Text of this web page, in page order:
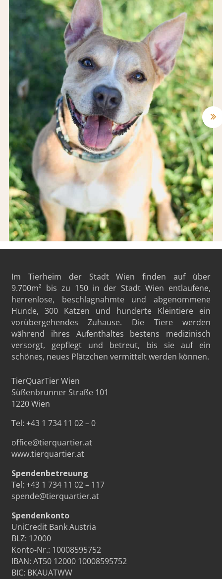
Im Tierheim der Stadt Wien finden auf über
9.700m² bis zu 150 in der Stadt Wien entlaufene,
herrenlose, beschlagnahmte und abgenommene
Hunde, 300 Katzen und hunderte Kleintiere ein
vorübergehendes Zuhause. Die Tiere werden
während ihres Aufenthaltes bestens medizinisch
versorgt, gepflegt und betreut, bis sie auf ein
schönes, neues Plätzchen vermittelt werden können.
TierQuarTier Wien
Süßenbrunner Straße 101
1220 Wien
Tel: +43 1 734 11 02 – 0
office@tierquartier.at
www.tierquartier.at
Spendenbetreuung
Tel: +43 1 734 11 02 – 117
spende@tierquartier.at
Spendenkonto
UniCredit Bank Austria
BLZ: 12000
Konto-Nr.: 10008595752
IBAN: AT50 12000 10008595752
BIC: BKAUATWW